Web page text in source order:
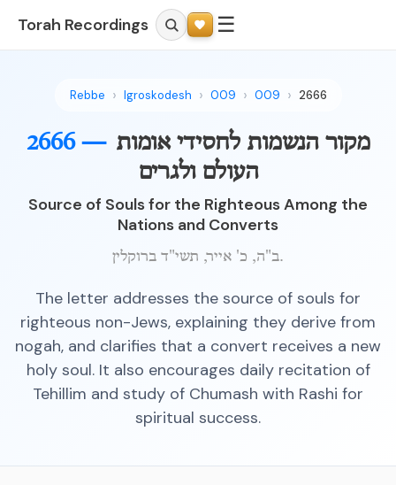
Torah Recordings ☰
Rebbe Igroskodesh 009 009 2666
2666 — מקור הנשמות לחסידי אומות
העולם ולגרים
Source of Souls for the Righteous Among the
Nations and Converts
ב"ה, כ' אייר, תשי"ד ברוקלין.
The letter addresses the source of souls for
righteous non-Jews, explaining they derive from
nogah, and clarifies that a convert receives a new
holy soul. It also encourages daily recitation of
Tehillim and study of Chumash with Rashi for
spiritual success.